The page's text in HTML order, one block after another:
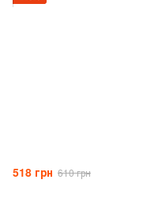
518 грн 610 грн